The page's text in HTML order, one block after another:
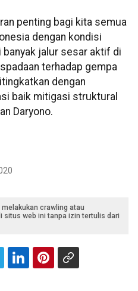
penting bagi kita semua
dengan kondisi
jalur sesar aktif di
terhadap gempa
dengan
baik mitigasi struktural
Daryono.
crawling atau
situs web ini tanpa izin tertulis dari